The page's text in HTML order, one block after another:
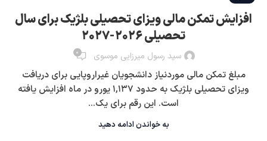
افزایش تمکن مالی ویزای تحصیلی بلژیک برای سال
تحصیلی ۲۰۲۶-۲۰۲۷
سید رسول میرزایی موسوی 0
مبلغ تمکن مالی موردنیاز دانشجویان غیراروپایی برای دریافت
ویزای تحصیلی بلژیک به حدود ۱,۱۳۷ یورو در ماه افزایش یافته
است. این رقم برای یک...
به خواندن ادامه دهید